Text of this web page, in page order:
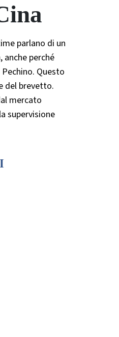
parlano di un
perché
Questo
del brevetto.
mercato
supervisione